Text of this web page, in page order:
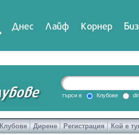
Днес Лайф Корнер
DirTV Impressio
Games
търси в Клубове
Клубове Дирене Регистрация Кой е